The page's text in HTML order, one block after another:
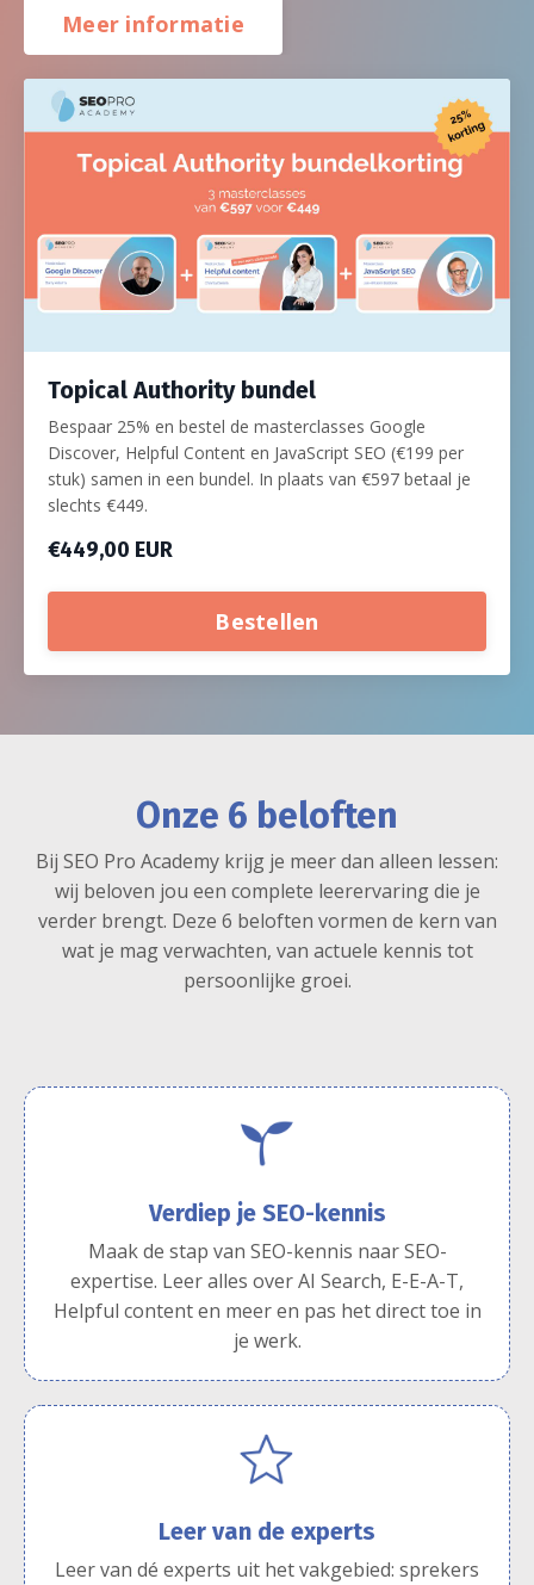
Meer informatie
Topical Authority bundel
Bespaar 25% en bestel de masterclasses Google
Discover, Helpful Content en JavaScript SEO (€199 per
stuk) samen in een bundel. In plaats van €597 betaal je
slechts €449.
€449,00 EUR
Bestellen
Onze 6 beloften
Bij SEO Pro Academy krijg je meer dan alleen lessen:
wij beloven jou een complete leerervaring die je
verder brengt. Deze 6 beloften vormen de kern van
wat je mag verwachten, van actuele kennis tot
persoonlijke groei.
Verdiep je SEO-kennis
Maak de stap van SEO-kennis naar SEO-
expertise. Leer alles over AI Search, E-E-A-T,
Helpful content en meer en pas het direct toe in
je werk.
Leer van de experts
Leer van dé experts uit het vakgebied: sprekers